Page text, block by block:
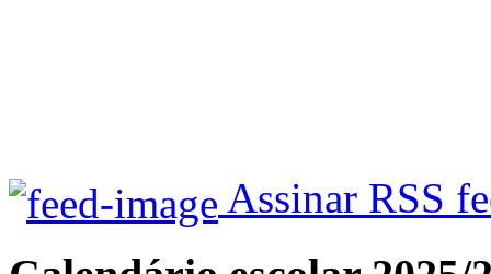
Assinar RSS